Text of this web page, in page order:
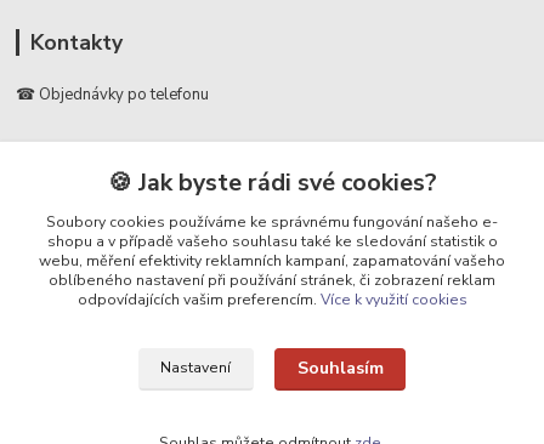
Kontakty
☎ Objednávky po telefonu
📞 728 007 997
⏰ Po - Pá | 7:00 - 13:30 |
info@repulse.cz
Upravit sběr cookies.
🍪 Jak byste rádi své cookies?
Soubory cookies používáme ke správnému fungování našeho e-
shopu a v případě vašeho souhlasu také ke sledování statistik o
webu, měření efektivity reklamních kampaní, zapamatování vašeho
oblíbeného nastavení při používání stránek, či zobrazení reklam
odpovídajících vašim preferencím. Více k využití cookies
Nastavení Souhlasím